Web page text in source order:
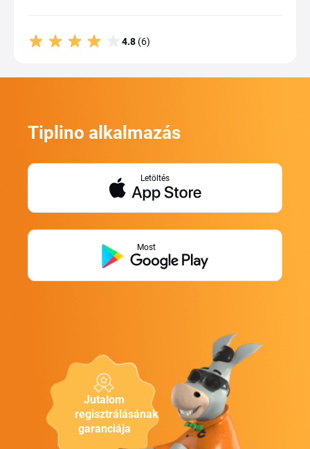
4.8 (6)
Jutalom
regisztrálásának
garanciája
Tiplino alkalmazás
Letöltés
Most